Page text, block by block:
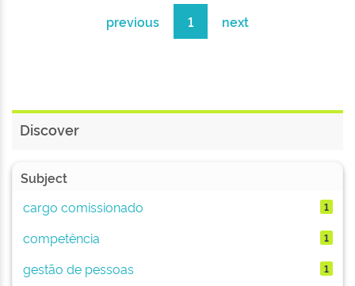
previous 1 next
Discover
Subject
cargo comissionado
1
competência 1
gestão de pessoas 1